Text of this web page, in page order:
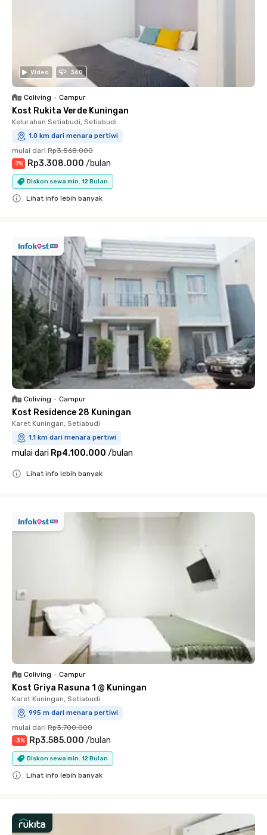
Video 360
Coliving • Campur
Kost Rukita Verde Kuningan
Kelurahan Setiabudi, Setiabudi
1.0 km dari menara pertiwi
mulai dari Rp3.568.000
-7% Rp3.308.000 /bulan
Diskon sewa min. 12 Bulan
Lihat info lebih banyak
Coliving • Campur
Kost Residence 28 Kuningan
Karet Kuningan, Setiabudi
1.1 km dari menara pertiwi
mulai dari Rp4.100.000 /bulan
Lihat info lebih banyak
Coliving • Campur
Kost Griya Rasuna 1 @ Kuningan
Karet Kuningan, Setiabudi
995 m dari menara pertiwi
mulai dari Rp3.700.000
-3% Rp3.585.000 /bulan
Diskon sewa min. 12 Bulan
Lihat info lebih banyak